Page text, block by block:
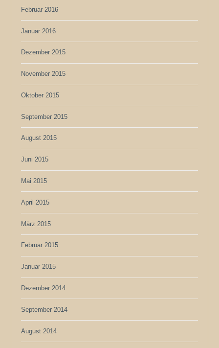
Februar 2016
Januar 2016
Dezember 2015
November 2015
Oktober 2015
September 2015
August 2015
Juni 2015
Mai 2015
April 2015
März 2015
Februar 2015
Januar 2015
Dezember 2014
September 2014
August 2014